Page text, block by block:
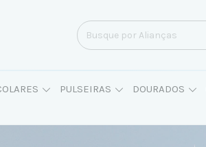
PULSEIRAS DOURADOS